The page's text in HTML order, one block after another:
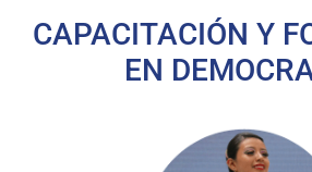
CAPACITACIÓN Y
EN